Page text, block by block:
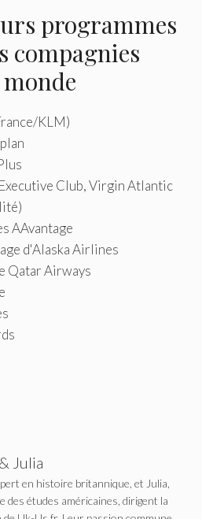
programmes
compagnies
KLM)
Club, Virgin Atlantic
AAvantage
d'Alaska Airlines
Qatar Airways
Julia
en histoire britannique, et Julia,
des études américaines, dirigent la